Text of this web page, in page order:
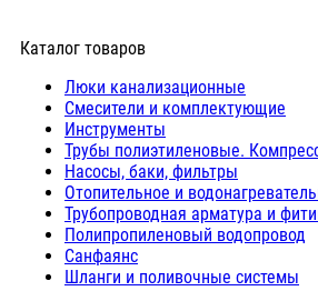
Каталог товаров
Люки канализационные
Cмесители и комплектующие
Инструменты
Трубы полиэтиленовые.
Насосы, баки, фильтры
Отопительное и
Трубопроводная арматура и
Полипропиленовый водопровод
Санфаянс
Шланги и поливочные системы